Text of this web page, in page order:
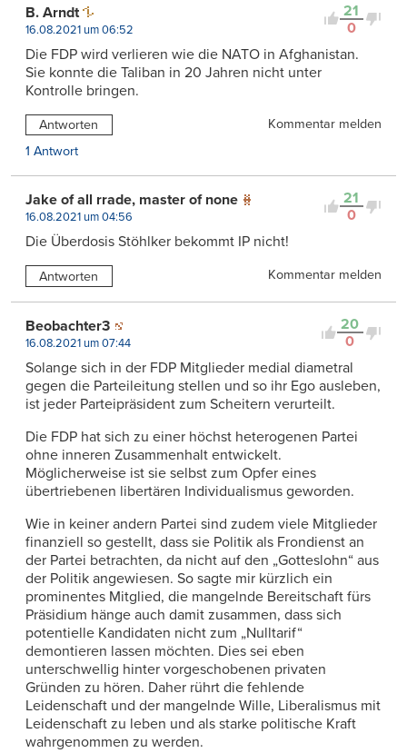
21
0
B. Arndt
16.08.2021 um 06:52
Die FDP wird verlieren wie die NATO in Afghanistan.
Sie konnte die Taliban in 20 Jahren nicht unter
Kontrolle bringen.
Antworten
Kommentar melden
1 Antwort
21
0
Jake of all rrade, master of none
16.08.2021 um 04:56
Die Überdosis Stöhlker bekommt IP nicht!
Antworten Kommentar melden
20
0
Beobachter3
16.08.2021 um 07:44
Solange sich in der FDP Mitglieder medial diametral
gegen die Parteileitung stellen und so ihr Ego ausleben,
ist jeder Parteipräsident zum Scheitern verurteilt.
Die FDP hat sich zu einer höchst heterogenen Partei
ohne inneren Zusammenhalt entwickelt.
Möglicherweise ist sie selbst zum Opfer eines
übertriebenen libertären Individualismus geworden.
Wie in keiner andern Partei sind zudem viele Mitglieder
finanziell so gestellt, dass sie Politik als Frondienst an
der Partei betrachten, da nicht auf den „Gotteslohn“ aus
der Politik angewiesen. So sagte mir kürzlich ein
prominentes Mitglied, die mangelnde Bereitschaft fürs
Präsidium hänge auch damit zusammen, dass sich
potentielle Kandidaten nicht zum „Nulltarif“
demontieren lassen möchten. Dies sei eben
unterschwellig hinter vorgeschobenen privaten
Gründen zu hören. Daher rührt die fehlende
Leidenschaft und der mangelnde Wille, Liberalismus mit
Leidenschaft zu leben und als starke politische Kraft
wahrgenommen zu werden.